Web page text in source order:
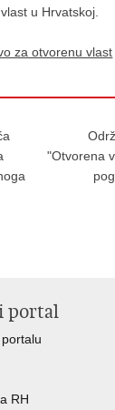
u Hrvatskoj.
za otvorenu vlast
"Otvorena
portal
RH